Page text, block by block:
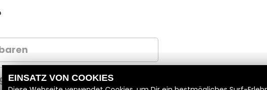
aktuell ist
EINSATZ VON COOKIES